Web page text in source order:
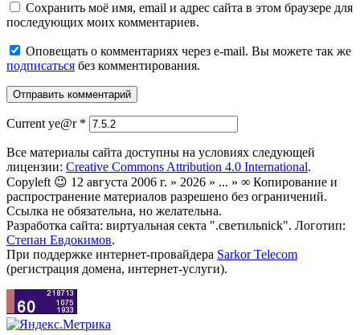
Сохранить моё имя, email и адрес сайта в этом браузере для
последующих моих комментариев.
Оповещать о комментариях через e-mail. Вы можете так же
подписаться без комментирования.
Current ye@r *
Все материалы сайта доступны на условиях следующей
лицензии: Creative Commons Attribution 4.0 International.
Copyleft 😉 12 августа 2006 г. » 2026 » ... » ∞ Копирование и
распространение материалов разрешено без ограничений.
Ссылка не обязательна, но желательна.
Разработка сайта: виртуальная секта ".светильnick". Логотип:
Степан Евдокимов.
При поддержке интернет-провайдера Sarkor Telecom
(регистрация домена, интернет-услуги).